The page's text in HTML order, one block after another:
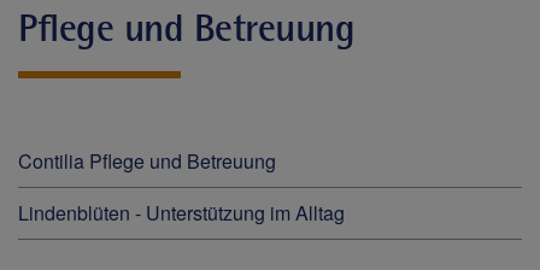
Pflege und Betreuung
Contilia Pflege und Betreuung
Lindenblüten - Unterstützung im Alltag